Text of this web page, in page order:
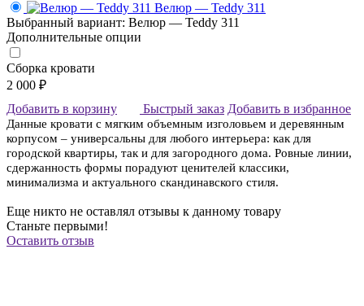
Велюр — Teddy 311
Выбранный вариант: Велюр — Teddy 311
Дополнительные опции
Сборка кровати
2 000 ₽
Добавить в корзину
Быстрый заказ Добавить в избранное
Данные кровати с мягким объемным изголовьем и деревянным
корпусом – универсальны для любого интерьера: как для
городской квартиры, так и для загородного дома. Ровные линии,
сдержанность формы порадуют ценителей классики,
минимализма и актуального скандинавского стиля.
Еще никто не оставлял отзывы к данному товару
Станьте первыми!
Оставить отзыв